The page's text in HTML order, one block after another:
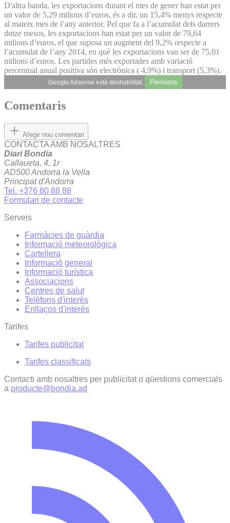
D'altra banda, les exportacions durant el mes de gener han estat per
un valor de 5,29 milions d’euros, és a dir, un 15,4% menys respecte
al mateix mes de l’any anterior. Pel que fa a l’acumulat dels darrers
dotze mesos, les exportacions han estat per un valor de 79,64
milions d’euros, el que suposa un augment del 9,2% respecte a
l’acumulat de l’any 2014, en què les exportacions van ser de 75,01
milions d’euros. Les partides més exportades amb variació
percentual anual positiva són electrònica ( 4,9%) i transport (5,3%).
Google Adsense està deshabilitat. Permetre
Comentaris
Afegir nou comentari
CONTACTA AMB NOSALTRES
Diari Bondia
Callaueta, 4, 1r
AD500 Andorra la Vella
Principat d'Andorra
Tel. +376 80 88 88
Formulari de contacte
Serveis
Farmàcies de guàrdia
Informació meteorològica
Cartellera
Informació general
Informació turística
Associacions
Centres de salut
Telèfons d'interès
Enllaços d'interés
Tarifes
Tarifes publicitat
Tarifes classificats
Contacti amb nosaltres per publicitat o qüestions comercials
a producte@bondia.ad